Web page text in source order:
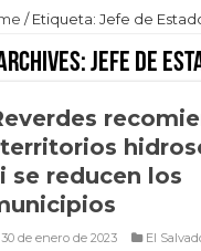
/ Etiqueta: Jefe de
Jefe de
se reducen los
30 de enero de 2023 El